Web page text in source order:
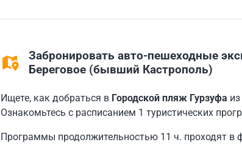
Забронировать авто-пешеходные
Береговое (бывший Кастрополь)
Ищете, как добраться в Городской пляж Гурзуфа
Ознакомьтесь с расписанием 1 туристических
Программы продолжительностью 11 ч. проходят в